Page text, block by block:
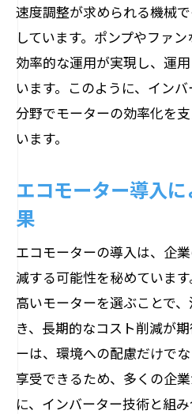
速度調整が求められる機械
しています。ポンプやファン
効率的な運用が実現し、運
います。このように、イン
分野でモーターの効率化を
います。
エコモーター導入
果
エコモーターの導入は、企
減する可能性を秘めていま
高いモーターを選ぶことで
き、長期的なコスト削減が
ーは、環境への配慮だけで
享受できるため、多くの企
に、インバーター技術と組